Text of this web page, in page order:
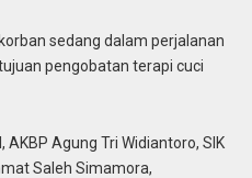
sedang dalam perjalanan
pengobatan terapi cuci
AKBP Agung Tri Widiantoro, SIK
Saleh Simamora,